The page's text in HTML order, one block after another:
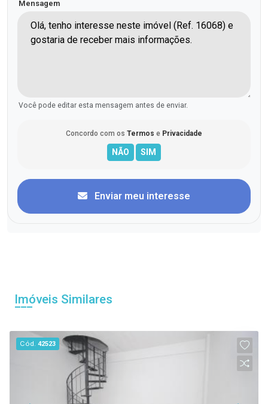
Mensagem
Você pode editar esta mensagem antes de enviar.
Concordo com os Termos e Privacidade
Enviar meu interesse
Imóveis Similares
Cód.42523